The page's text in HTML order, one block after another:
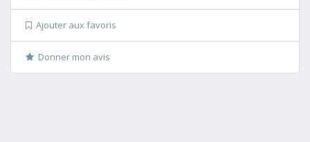
Ajouter aux favoris
Donner mon avis